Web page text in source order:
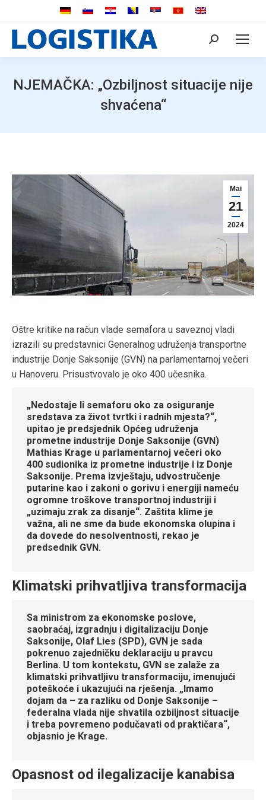
Search:
NJEMAČKA: „Ozbiljnost situacije nije
shvaćena“
Mai
21
2024
Oštre kritike na račun vlade semafora u saveznoj vladi
izrazili su predstavnici Generalnog udruženja transportne
industrije Donje Saksonije (GVN) na parlamentarnoj večeri
u Hanoveru. Prisustvovalo je oko 400 učesnika.
„Nedostaje li semaforu oko za osiguranje
sredstava za život tvrtki i radnih mjesta?“,
upitao je predsjednik Općeg udruženja
prometne industrije Donje Saksonije (GVN)
Mathias Krage u parlamentarnoj večeri oko
400 sudionika iz prometne industrije i iz Donje
Saksonije. Prema izvještaju, udvostručenje
putarine kao i zakoni o gorivu i energiji nameću
ogromne troškove transportnoj industriji i
„uzimaju zrak za disanje“. Zaštita klime je
važna, ali ne sme da bude ekonomska olupina i
da dovede do nesolventnosti, rekao je
predsednik GVN.
Klimatski prihvatljiva transformacija
Sa ministrom za ekonomske poslove,
saobraćaj, izgradnju i digitalizaciju Donje
Saksonije, Olaf Lies (SPD), GVN je sada
pokrenuo zajedničku deklaraciju u pravcu
Berlina. U tom kontekstu, GVN se zalaže za
klimatski prihvatljivu transformaciju, imenujući
poteškoće i ukazujući na rješenja. „Imamo
dojam da – za razliku od Donje Saksonije –
federalna vlada nije shvatila ozbiljnost situacije
i treba povremeno podučavati od praktičara“,
objasnio je Krage.
Opasnost od ilegalizacije kanabisa